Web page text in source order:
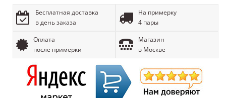
Бесплатная доставка
в день заказа
На примерку
4 пары
Оплата
после примерки
Магазин
в Москве